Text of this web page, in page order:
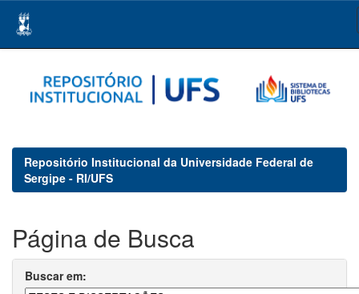
navigation
Repositório Institucional da Universidade Federal de
Sergipe - RI/UFS
Página de Busca
Buscar em: